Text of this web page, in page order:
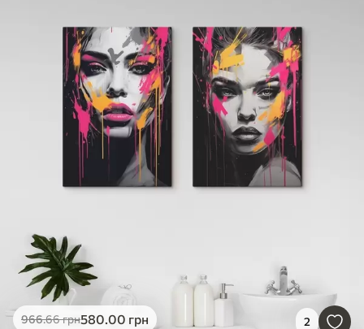
966.66грн580 .00 грн 2